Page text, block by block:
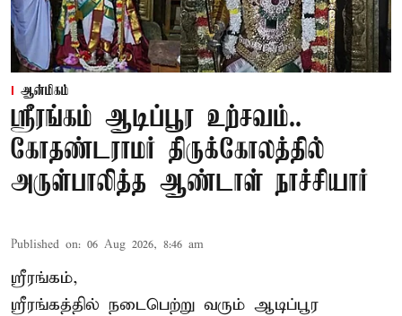
ஆன்மிகம்
ஸ்ரீரங்கம் ஆடிப்பூர உற்சவம்..
கோதண்டராமர் திருக்கோலத்தில்
அருள்பாலித்த ஆண்டாள் நாச்சியார்
Published on: 06 Aug 2026, 8:46 am
ஸ்ரீரங்கம்,
ஸ்ரீரங்கத்தில் நடைபெற்று வரும் ஆடிப்பூர